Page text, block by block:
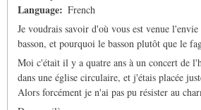
Language
French
Je voudrais savoir d'où vous est venue
basson, et pourquoi le basson plutôt que le
Moi c'était il y a quatre ans à un concert de
dans une église circulaire, et j'étais placée
Alors forcément je n'ai pas pu résister au